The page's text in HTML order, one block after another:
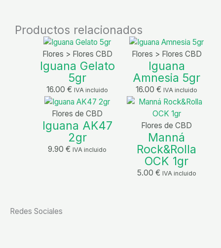
Productos relacionados
Flores > Flores CBD
Iguana Gelato
5gr
16.00€ IVA incluido
Flores > Flores CBD
Iguana
Amnesia 5gr
16.00€ IVA incluido
Flores de CBD
Iguana AK47
2gr
9.90€ IVA incluido
Flores de CBD
Manná
Rock&Rolla
OCK 1gr
5.00 € IVA incluido
Redes Sociales